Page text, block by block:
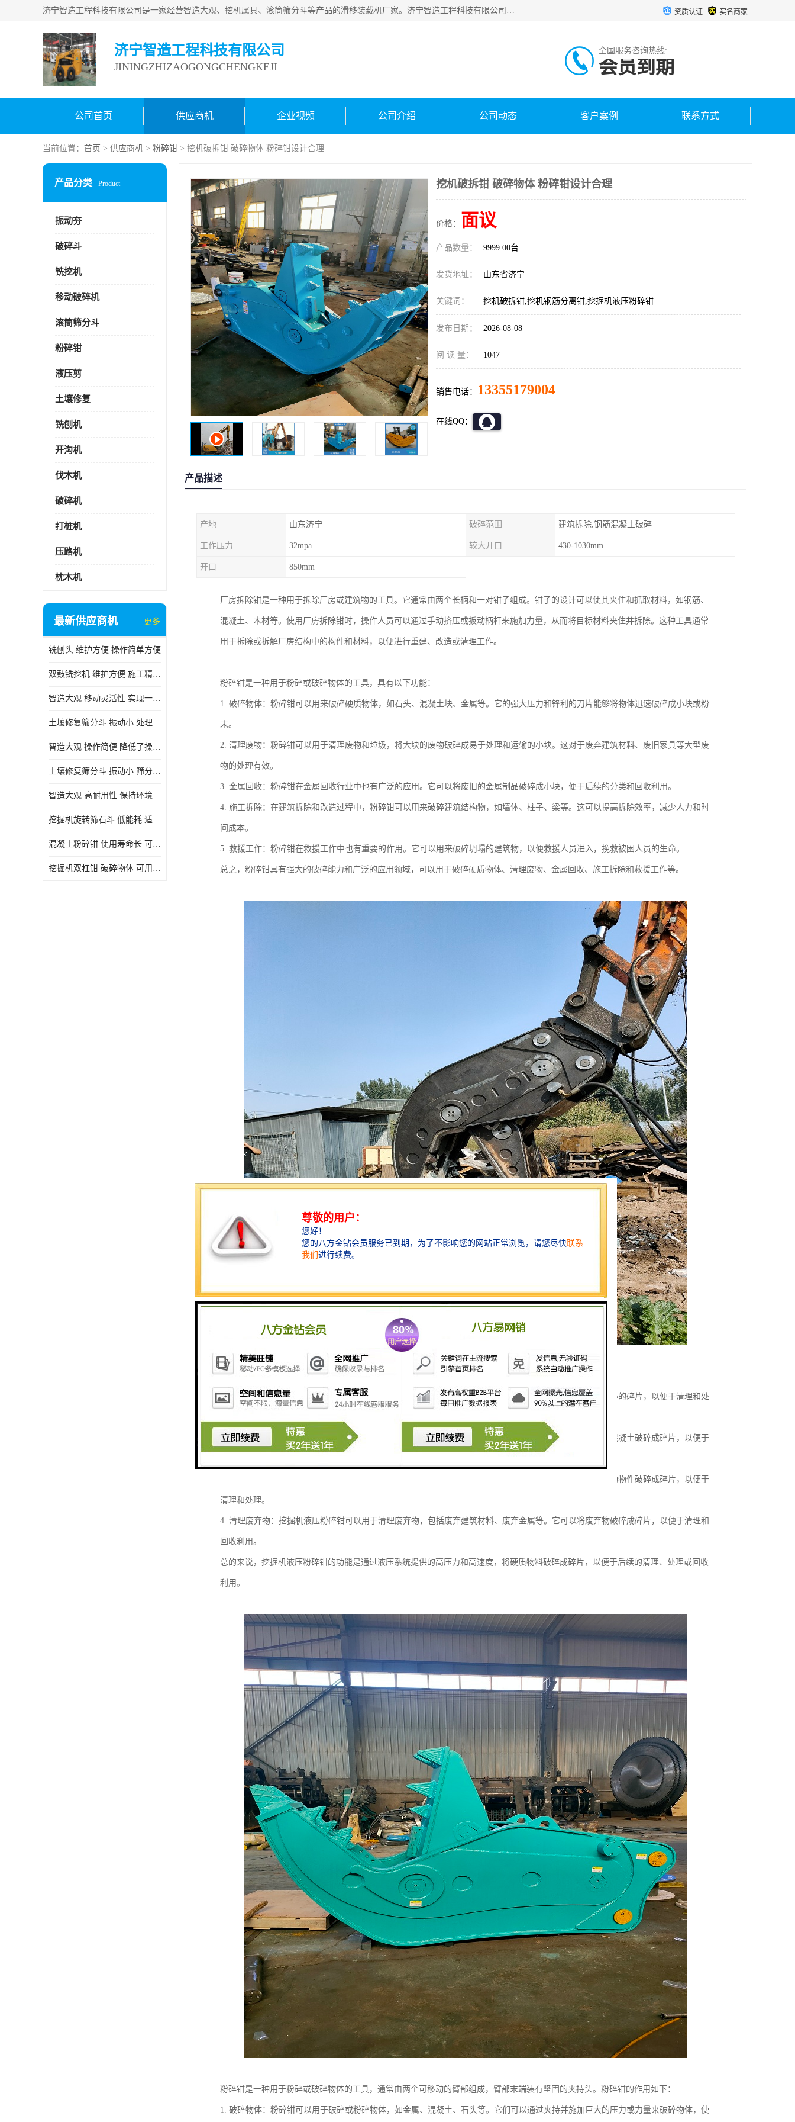
济宁智造工程科技有限公司是一家经营智造大观、挖机属具、滚筒筛分斗等产品的滑移装载机厂家。济宁智造工程科技有限公司奉行以质量赢得用户，诚信为本，互利共赢的宗旨，依靠雄厚的技术力量，科学的管理制度，先进的加工检测设备，始终坚持以客户为中心，免费咨询！ 资质认证 实名商家
济宁智造工程科技有限公司
JININGZHIZAOGONGCHENGKEJI
全国服务咨询热线:
会员到期
公司首页 供应商机 企业视频 公司介绍 公司动态 客户案例 联系方式
当前位置： 首页 > 供应商机 > 粉碎钳 > 挖机破拆钳 破碎物体 粉碎钳设计合理
产品分类 Product
振动夯
破碎斗
铣挖机
移动破碎机
滚筒筛分斗
粉碎钳
液压剪
土壤修复
铣刨机
开沟机
伐木机
破碎机
打桩机
压路机
枕木机
最新供应商机 更多
铣刨头 维护方便 操作简单方便
双鼓铣挖机 维护方便 施工精度高
智造大观 移动灵活性 实现一机多用
土壤修复筛分斗 振动小 处理能力大
智造大观 操作简便 降低了操作难度
土壤修复筛分斗 振动小 筛分效果可调节
智造大观 高耐用性 保持环境整洁
挖掘机旋转筛石斗 低能耗 适用范围广
混凝土粉碎钳 使用寿命长 可用于多种场合
挖掘机双杠钳 破碎物体 可用于多种场合
挖机破拆钳 破碎物体 粉碎钳设计合理
价格： 面议
产品数量： 9999.00台
发货地址： 山东省济宁
关键词： 挖机破拆钳,挖机钢筋分离钳,挖掘机液压粉碎钳
发布日期： 2026-08-08
阅 读 量： 1047
销售电话： 13355179004
在线QQ：
产品描述
产地 山东济宁 破碎范围 建筑拆除,钢筋混凝土破碎
工作压力 32mpa 较大开口 430-1030mm
开口 850mm
厂房拆除钳是一种用于拆除厂房或建筑物的工具。它通常由两个长柄和一对钳子组成。钳子的设计可以使其夹住和抓取材料，如钢筋、
混凝土、木材等。使用厂房拆除钳时，操作人员可以通过手动挤压或扳动柄杆来施加力量，从而将目标材料夹住并拆除。这种工具通常
用于拆除或拆解厂房结构中的构件和材料，以便进行重建、改造或清理工作。
粉碎钳是一种用于粉碎或破碎物体的工具，具有以下功能：
1. 破碎物体：粉碎钳可以用来破碎硬质物体，如石头、混凝土块、金属等。它的强大压力和锋利的刀片能够将物体迅速破碎成小块或粉
末。
2. 清理废物：粉碎钳可以用于清理废物和垃圾，将大块的废物破碎成易于处理和运输的小块。这对于废弃建筑材料、废旧家具等大型废
物的处理有效。
3. 金属回收：粉碎钳在金属回收行业中也有广泛的应用。它可以将废旧的金属制品破碎成小块，便于后续的分类和回收利用。
4. 施工拆除：在建筑拆除和改造过程中，粉碎钳可以用来破碎建筑结构物，如墙体、柱子、梁等。这可以提高拆除效率，减少人力和时
间成本。
5. 救援工作：粉碎钳在救援工作中也有重要的作用。它可以用来破碎坍塌的建筑物，以便救援人员进入，挽救被困人员的生命。
总之，粉碎钳具有强大的破碎能力和广泛的应用领域，可以用于破碎硬质物体、清理废物、金属回收、施工拆除和救援工作等。
挖掘机液压粉碎钳是一种用于破碎和粉碎硬质物料的工具。其主要功能包括：
1. 破碎岩石：挖掘机液压粉碎钳可以用于破碎岩石，包括岩石墙、岩石块等。它可以将大块的岩石破碎成较小的碎片，以便于清理和处
2. 粉碎混凝土：挖掘机液压粉碎钳可以用于粉碎混凝土结构物，如混凝土墙、混凝土板等。它可以将坚硬的混凝土破碎成碎片，以便于
3. 拆除建筑物：挖掘机液压粉碎钳可以用于拆除建筑物，包括拆除墙体、拆除楼板等。它可以将建筑物的结构物件破碎成碎片，以便于
清理和处理。
4. 清理废弃物：挖掘机液压粉碎钳可以用于清理废弃物，包括废弃建筑材料、废弃金属等。它可以将废弃物破碎成碎片，以便于清理和
回收利用。
总的来说，挖掘机液压粉碎钳的功能是通过液压系统提供的高压力和高速度，将硬质物料破碎成碎片，以便于后续的清理、处理或回收
利用。
粉碎钳是一种用于粉碎或破碎物体的工具，通常由两个可移动的臂部组成，臂部末端装有坚固的夹持头。粉碎钳的作用如下：
1. 破碎物体：粉碎钳可以用于破碎或粉碎物体，如金属、混凝土、石头等。它们可以通过夹持并施加巨大的压力或力量来破碎物体，使